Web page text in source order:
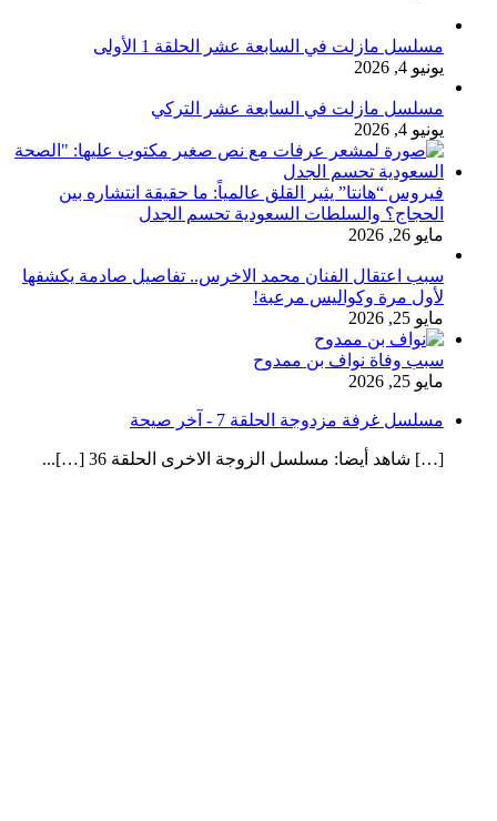
مسلسل مازلت في السابعة عشر الحلقة 1 الأولى
يونيو 4, 2026
مسلسل مازلت في السابعة عشر التركي
يونيو 4, 2026
فيروس “هانتا” يثير القلق عالمياً: ما حقيقة انتشاره بين
الحجاج؟ والسلطات السعودية تحسم الجدل
مايو 26, 2026
سبب اعتقال الفنان محمد الاخرس.. تفاصيل صادمة يكشفها
لأول مرة وكواليس مرعبة!
مايو 25, 2026
سبب وفاة نواف بن ممدوح
مايو 25, 2026
مسلسل غرفة مزدوجة الحلقة 7 - آخر صيحة
[…] شاهد أيضا: مسلسل الزوجة الاخرى الحلقة 36 […]...